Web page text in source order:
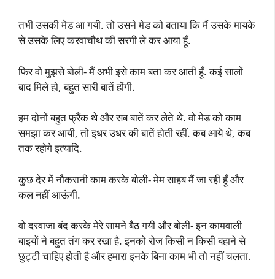
तभी उसकी मेड आ गयी. तो उसने मेड को बताया कि मैं उसके मायके
से उसके लिए करवाचौथ की सरगी ले कर आया हूँ.
फिर वो मुझसे बोली- मैं अभी इसे काम बता कर आती हूँ. कई सालों
बाद मिले हो, बहुत सारी बातें होंगी.
हम दोनों बहुत फ्रैंक थे और सब बातें कर लेते थे. वो मेड को काम
समझा कर आयी, तो इधर उधर की बातें होती रहीं. कब आये थे, कब
तक रहोगे इत्यादि.
कुछ देर में नौकरानी काम करके बोली- मेम साहब मैं जा रही हूँ और
कल नहीं आऊंगी.
वो दरवाजा बंद करके मेरे सामने बैठ गयी और बोली- इन कामवाली
बाइयों ने बहुत तंग कर रखा है. इनको रोज किसी न किसी बहाने से
छुट्टी चाहिए होती है और हमारा इनके बिना काम भी तो नहीं चलता.